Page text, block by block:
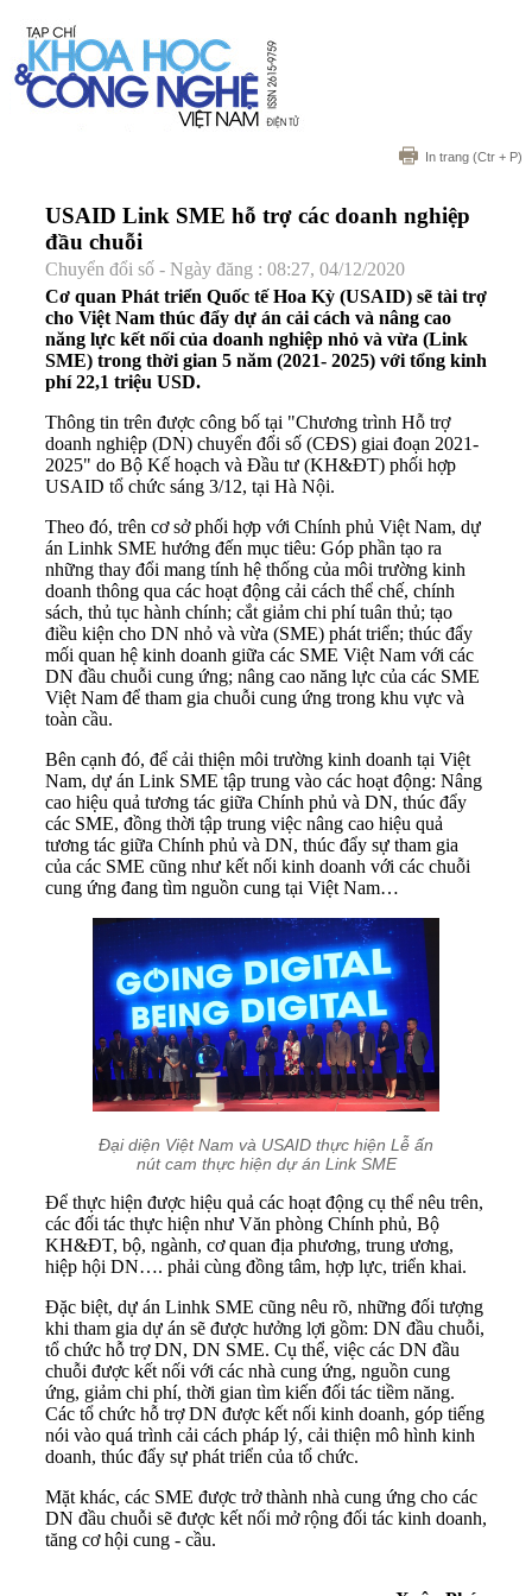
In trang (Ctr + P)
USAID Link SME hỗ trợ các doanh nghiệp
đầu chuỗi
Chuyển đổi số - Ngày đăng : 08:27, 04/12/2020
Cơ quan Phát triển Quốc tế Hoa Kỳ (USAID) sẽ tài trợ
cho Việt Nam thúc đẩy dự án cải cách và nâng cao
năng lực kết nối của doanh nghiệp nhỏ và vừa (Link
SME) trong thời gian 5 năm (2021- 2025) với tổng kinh
phí 22,1 triệu USD.
Thông tin trên được công bố tại "Chương trình Hỗ trợ
doanh nghiệp (DN) chuyển đổi số (CĐS) giai đoạn 2021-
2025" do Bộ Kế hoạch và Đầu tư (KH&ĐT) phối hợp
USAID tổ chức sáng 3/12, tại Hà Nội.
Theo đó, trên cơ sở phối hợp với Chính phủ Việt Nam, dự
án Linhk SME hướng đến mục tiêu: Góp phần tạo ra
những thay đổi mang tính hệ thống của môi trường kinh
doanh thông qua các hoạt động cải cách thể chế, chính
sách, thủ tục hành chính; cắt giảm chi phí tuân thủ; tạo
điều kiện cho DN nhỏ và vừa (SME) phát triển; thúc đẩy
mối quan hệ kinh doanh giữa các SME Việt Nam với các
DN đầu chuỗi cung ứng; nâng cao năng lực của các SME
Việt Nam để tham gia chuỗi cung ứng trong khu vực và
toàn cầu.
Bên cạnh đó, để cải thiện môi trường kinh doanh tại Việt
Nam, dự án Link SME tập trung vào các hoạt động: Nâng
cao hiệu quả tương tác giữa Chính phủ và DN, thúc đẩy
các SME, đồng thời tập trung việc nâng cao hiệu quả
tương tác giữa Chính phủ và DN, thúc đẩy sự tham gia
của các SME cũng như kết nối kinh doanh với các chuỗi
cung ứng đang tìm nguồn cung tại Việt Nam…
Đại diện Việt Nam và USAID thực hiện Lễ ấn
nút cam thực hiện dự án Link SME
Để thực hiện được hiệu quả các hoạt động cụ thể nêu trên,
các đối tác thực hiện như Văn phòng Chính phủ, Bộ
KH&ĐT, bộ, ngành, cơ quan địa phương, trung ương,
hiệp hội DN…. phải cùng đồng tâm, hợp lực, triển khai.
Đặc biệt, dự án Linhk SME cũng nêu rõ, những đối tượng
khi tham gia dự án sẽ được hưởng lợi gồm: DN đầu chuỗi,
tổ chức hỗ trợ DN, DN SME. Cụ thể, việc các DN đầu
chuỗi được kết nối với các nhà cung ứng, nguồn cung
ứng, giảm chi phí, thời gian tìm kiến đối tác tiềm năng.
Các tổ chức hỗ trợ DN được kết nối kinh doanh, góp tiếng
nói vào quá trình cải cách pháp lý, cải thiện mô hình kinh
doanh, thúc đẩy sự phát triển của tổ chức.
Mặt khác, các SME được trở thành nhà cung ứng cho các
DN đầu chuỗi sẽ được kết nối mở rộng đối tác kinh doanh,
tăng cơ hội cung - cầu.